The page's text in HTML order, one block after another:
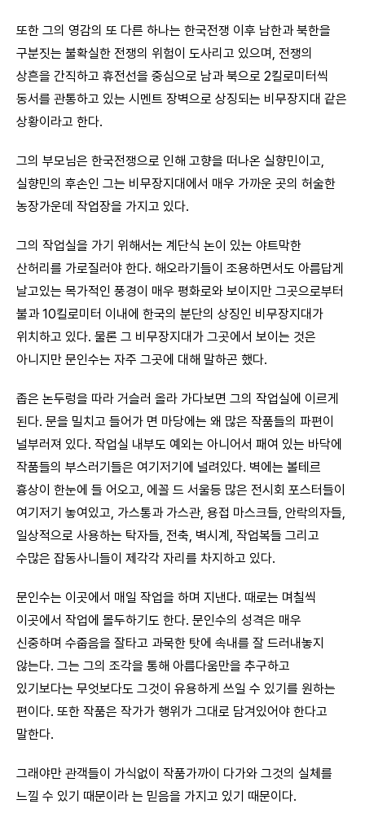
또한 그의 영감의 또 다른 하나는 한국전쟁 이후 남한과 북한을
구분짓는 불확실한 전쟁의 위험이 도사리고 있으며, 전쟁의
상흔을 간직하고 휴전선을 중심으로 남과 북으로 2킬로미터씩
동서를 관통하고 있는 시멘트 장벽으로 상징되는 비무장지대 같은
상황이라고 한다.
그의 부모님은 한국전쟁으로 인해 고향을 떠나온 실향민이고,
실향민의 후손인 그는 비무장지대에서 매우 가까운 곳의 허술한
농장가운데 작업장을 가지고 있다.
그의 작업실을 가기 위해서는 계단식 논이 있는 야트막한
산허리를 가로질러야 한다. 해오라기들이 조용하면서도 아름답게
날고있는 목가적인 풍경이 매우 평화로와 보이지만 그곳으로부터
불과 10킬로미터 이내에 한국의 분단의 상징인 비무장지대가
위치하고 있다. 물론 그 비무장지대가 그곳에서 보이는 것은
아니지만 문인수는 자주 그곳에 대해 말하곤 했다.
좁은 논두렁을 따라 거슬러 올라 가다보면 그의 작업실에 이르게
된다. 문을 밀치고 들어가 면 마당에는 왜 많은 작품들의 파편이
널부러져 있다. 작업실 내부도 예외는 아니어서 패여 있는 바닥에
작품들의 부스러기들은 여기저기에 널려있다. 벽에는 볼테르
흉상이 한눈에 들 어오고, 에꼴 드 서울등 많은 전시회 포스터들이
여기저기 놓여있고, 가스통과 가스관, 용접 마스크들, 안락의자들,
일상적으로 사용하는 탁자들, 전축, 벽시계, 작업복들 그리고
수많은 잡동사니들이 제각각 자리를 차지하고 있다.
문인수는 이곳에서 매일 작업을 하며 지낸다. 때로는 며칠씩
이곳에서 작업에 몰두하기도 한다. 문인수의 성격은 매우
신중하며 수줍음을 잘타고 과묵한 탓에 속내를 잘 드러내놓지
않는다. 그는 그의 조각을 통해 아름다움만을 추구하고
있기보다는 무엇보다도 그것이 유용하게 쓰일 수 있기를 원하는
편이다. 또한 작품은 작가가 행위가 그대로 담겨있어야 한다고
말한다.
그래야만 관객들이 가식없이 작품가까이 다가와 그것의 실체를
느낄 수 있기 때문이라 는 믿음을 가지고 있기 때문이다.